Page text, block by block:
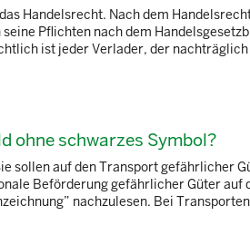
Handelsrecht. Nach dem
Pflichten nach dem
ist jeder Verlader, der nachträglich
ohne schwarzes Symbol?
sollen auf den Transport gefährlicher
Beförderung gefährlicher Güter auf
nachzulesen. Bei Transporten